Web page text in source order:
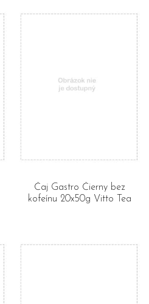
Čaj Gastro Čierny bez
kofeínu 20x50g Vitto Tea